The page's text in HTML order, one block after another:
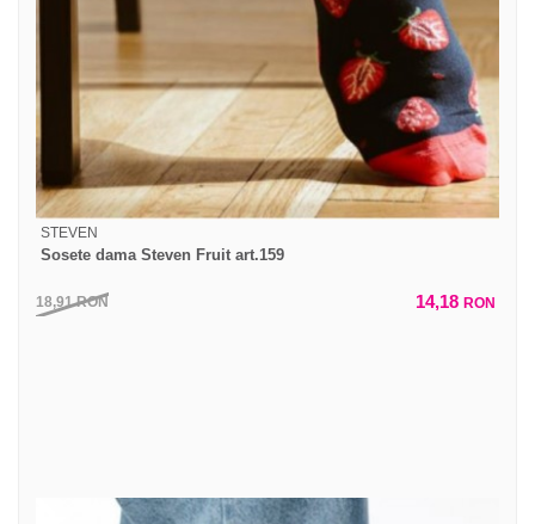
STEVEN
Sosete dama Steven Fruit art.159
18,91RON 14,18 RON